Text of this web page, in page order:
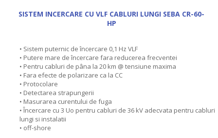
SISTEM INCERCARE CU VLF CABLURI LUNGI SEBA CR-60-
HP
• Sistem puternic de încercare 0,1 Hz VLF
• Putere mare de încercare fara reducerea frecventei
• Pentru cabluri de pâna la 20 km @ tensiune maxima
• Fara efecte de polarizare ca la CC
• Protocolare
• Detectarea strapungerii
• Masurarea curentului de fuga
• Încercare cu 3 Uo pentru cabluri de 36 kV adecvata pentru cabluri
lungi si instalatii
• off-shore